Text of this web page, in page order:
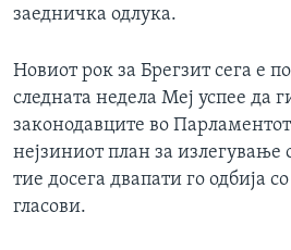
заедничка одлука.
Новиот рок за Брегзит сега е
следната недела Меј успее да
законодавците во
нејзиниот план за излегување
тие досега двапати го одбија
гласови.